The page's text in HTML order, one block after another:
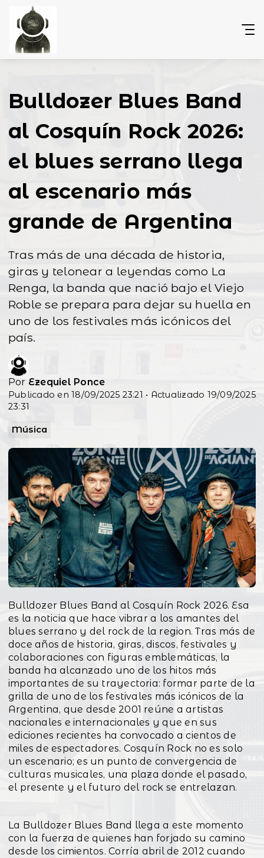
Bulldozer Blues Band
al Cosquín Rock 2026:
el blues serrano llega
al escenario más
grande de Argentina
Tras más de una década de historia,
giras y telonear a leyendas como La
Renga, la banda que nació bajo el Viejo
Roble se prepara para dejar su huella en
uno de los festivales más icónicos del
país.
Por Ezequiel Ponce
Publicado en 18/09/2025 23:21 • Actualizado 19/09/2025
23:31
Música
Bulldozer Blues Band al Cosquín Rock 2026. Esa
es la noticia que hace vibrar a los amantes del
blues serrano y del rock de la region. Tras más de
doce años de historia, giras, discos, festivales y
colaboraciones con figuras emblemáticas, la
banda ha alcanzado uno de los hitos más
importantes de su trayectoria: formar parte de la
grilla de uno de los festivales más icónicos de la
Argentina, que desde 2001 reúne a artistas
nacionales e internacionales y que en sus
ediciones recientes ha convocado a cientos de
miles de espectadores. Cosquín Rock no es solo
un escenario; es un punto de convergencia de
culturas musicales, una plaza donde el pasado,
el presente y el futuro del rock se entrelazan.
La Bulldozer Blues Band llega a este momento
con la fuerza de quienes han forjado su camino
desde los cimientos. Corría abril de 2012 cuando